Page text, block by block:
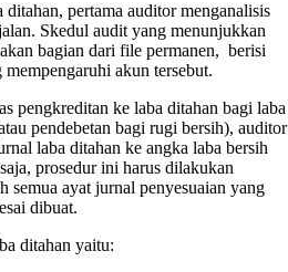
pertama auditor menganalisis
Skedul audit yang menunjukkan
bagian dari file permanen, berisi
akun tersebut.
pengkreditan ke laba ditahan bagi laba
pendebetan bagi rugi bersih), auditor
laba ditahan ke angka laba bersih
prosedur ini harus dilakukan
semua ayat jurnal penyesuaian yang
dibuat.
ditahan yaitu: